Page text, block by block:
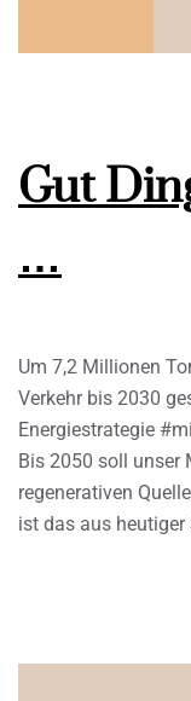
Gut
…
Um 7,2 Millionen
Verkehr bis 2030
Energiestrategie
Bis 2050 soll
regenerativen
ist das aus heutiger